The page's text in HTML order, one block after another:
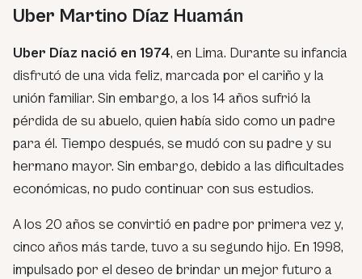
Uber Martino Díaz Huamán
Uber Díaz nació en 1974, en Lima. Durante su infancia
disfrutó de una vida feliz, marcada por el cariño y la
unión familiar. Sin embargo, a los 14 años sufrió la
pérdida de su abuelo, quien había sido como un padre
para él. Tiempo después, se mudó con su padre y su
hermano mayor. Sin embargo, debido a las dificultades
económicas, no pudo continuar con sus estudios.
A los 20 años se convirtió en padre por primera vez y,
cinco años más tarde, tuvo a su segundo hijo. En 1998,
impulsado por el deseo de brindar un mejor futuro a